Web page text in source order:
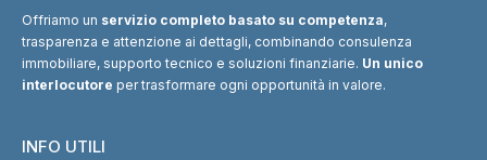
Offriamo un servizio completo basato su competenza,
trasparenza e attenzione ai dettagli, combinando consulenza
immobiliare, supporto tecnico e soluzioni finanziarie. Un unico
interlocutore per trasformare ogni opportunità in valore.
INFO UTILI